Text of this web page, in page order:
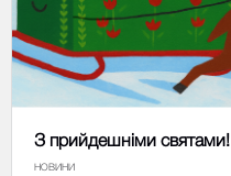
З прийдешніми святами!
НОВИНИ